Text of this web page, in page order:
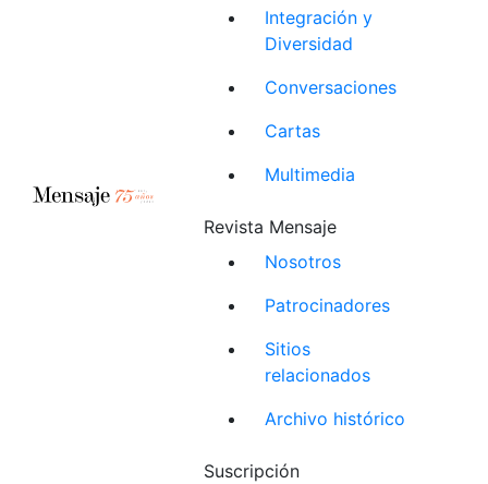
Integración y
Diversidad
Conversaciones
Cartas
Multimedia
Revista Mensaje
Nosotros
Patrocinadores
Sitios
relacionados
Archivo histórico
Suscripción